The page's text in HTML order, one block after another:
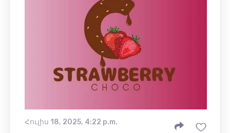
Հուլիս 18, 2025, 4:22 p.m.